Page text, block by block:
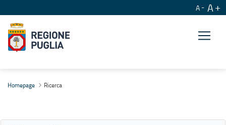
A A
Homepage Ricerca